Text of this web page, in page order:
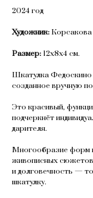
2024 год
Художник:
Размер: 12х8х4 см.
Шкатулка Федоскино
созданное вручную
Это красивый,
подчеркнёт
дарителя.
Многообразие форм
живописных
и долговечность —
шкатулку.